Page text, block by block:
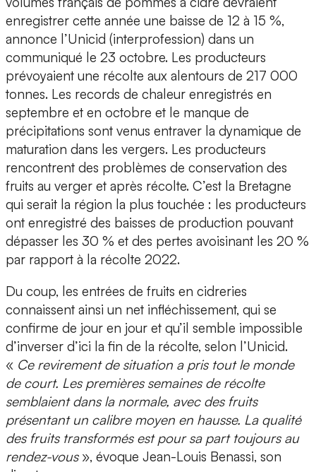
enregistrer cette année une baisse de 12 à 15 %,
annonce l’Unicid (interprofession) dans un
communiqué le 23 octobre. Les producteurs
prévoyaient une récolte aux alentours de 217 000
tonnes. Les records de chaleur enregistrés en
septembre et en octobre et le manque de
précipitations sont venus entraver la dynamique de
maturation dans les vergers. Les producteurs
rencontrent des problèmes de conservation des
fruits au verger et après récolte. C’est la Bretagne
qui serait la région la plus touchée : les producteurs
ont enregistré des baisses de production pouvant
dépasser les 30 % et des pertes avoisinant les 20 %
par rapport à la récolte 2022.
Du coup, les entrées de fruits en cidreries
connaissent ainsi un net infléchissement, qui se
confirme de jour en jour et qu’il semble impossible
d’inverser d’ici la fin de la récolte, selon l’Unicid.
« Ce revirement de situation a pris tout le monde
de court. Les premières semaines de récolte
semblaient dans la normale, avec des fruits
présentant un calibre moyen en hausse. La qualité
des fruits transformés est pour sa part toujours au
rendez-vous», évoque Jean-Louis Benassi, son